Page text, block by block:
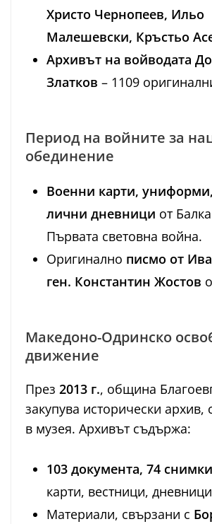
Христо Чернопеев, Ильо
Малешевски, Кръстьо
Архивът на войводата
Златков – 1109
Период на войните за
обединение
Военни карти,
лични дневници от
Първата световна война.
Оригинално писмо от
ген. Константин Жостов
Македоно-Одринско
движение
През 2013 г., община
закупува исторически архив,
в музея. Архивът съдържа:
103 документа, 74
карти, вестници,
Материали, свързани с